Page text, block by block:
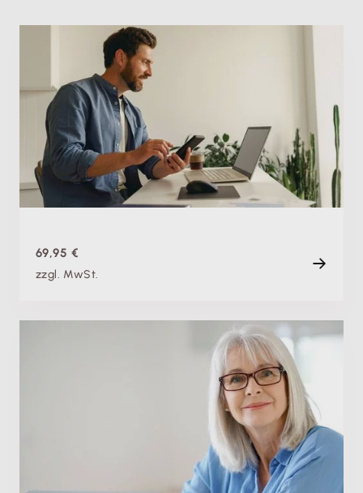
Fachschulung
Steueränderungen 2027: Wichtige Neuerungen für
Unternehmen
Di. 19.01.2027, 09:00 Uhr
Live
69,95 €
zzgl. MwSt.
Weiterbeschäftigen im Ruhestand: Wichtige
Grundlagen zu Aktivrente & Co.